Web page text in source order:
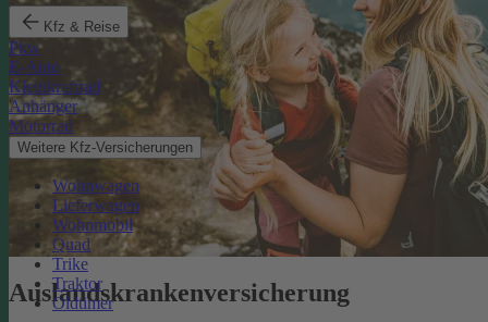
Kfz & Reise
Pkw
E-Auto
Kleinkraftrad
Anhänger
Motorrad
Weitere Kfz-Versicherungen
Wohnwagen
Lieferwagen
Wohnmobil
Quad
Trike
Traktor
Oldtimer
Auslandskrankenversicherung